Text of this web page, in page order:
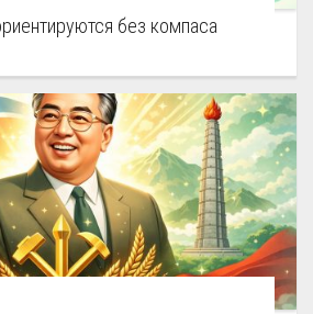
без компаса